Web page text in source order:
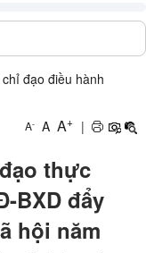
đạo điều hành
A- A A+ |
thực
BXD đẩy
hội năm